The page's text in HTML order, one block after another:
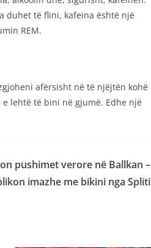
duhet të flini, kafeina është një
REM.
afërsisht në të njëjtën kohë
lehtë të bini në gjumë. Edhe një
pushimet verore në Ballkan –
imazhe me bikini nga Spliti